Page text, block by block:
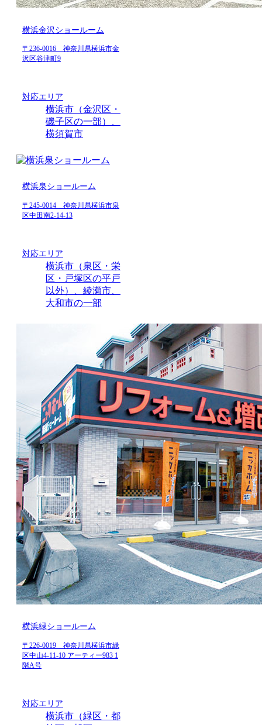
横浜金沢ショールーム
〒236-0016 神奈川県横浜市金
沢区谷津町9
対応エリア
横浜市（金沢区・
磯子区の一部）、
横須賀市
横浜泉ショールーム
〒245-0014 神奈川県横浜市泉
区中田南2-14-13
対応エリア
横浜市（泉区・栄
区・戸塚区の平戸
以外）、綾瀬市、
大和市の一部
横浜緑ショールーム
〒226-0019 神奈川県横浜市緑
区中山4-11-10 アーティー983 1
階A号
対応エリア
横浜市（緑区・都